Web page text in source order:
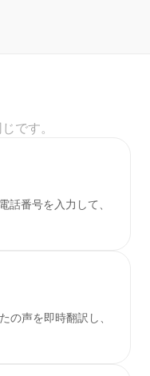
です。
番号を入力して、
の声を即時翻訳し、